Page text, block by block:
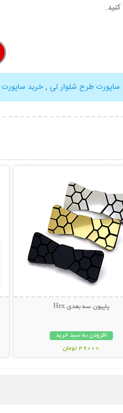
ساپورت طرح شلوار لی ,خرید ساپورت
پاپیون سه بعدی Hex
افزودن به سبد خرید
49000 تومان